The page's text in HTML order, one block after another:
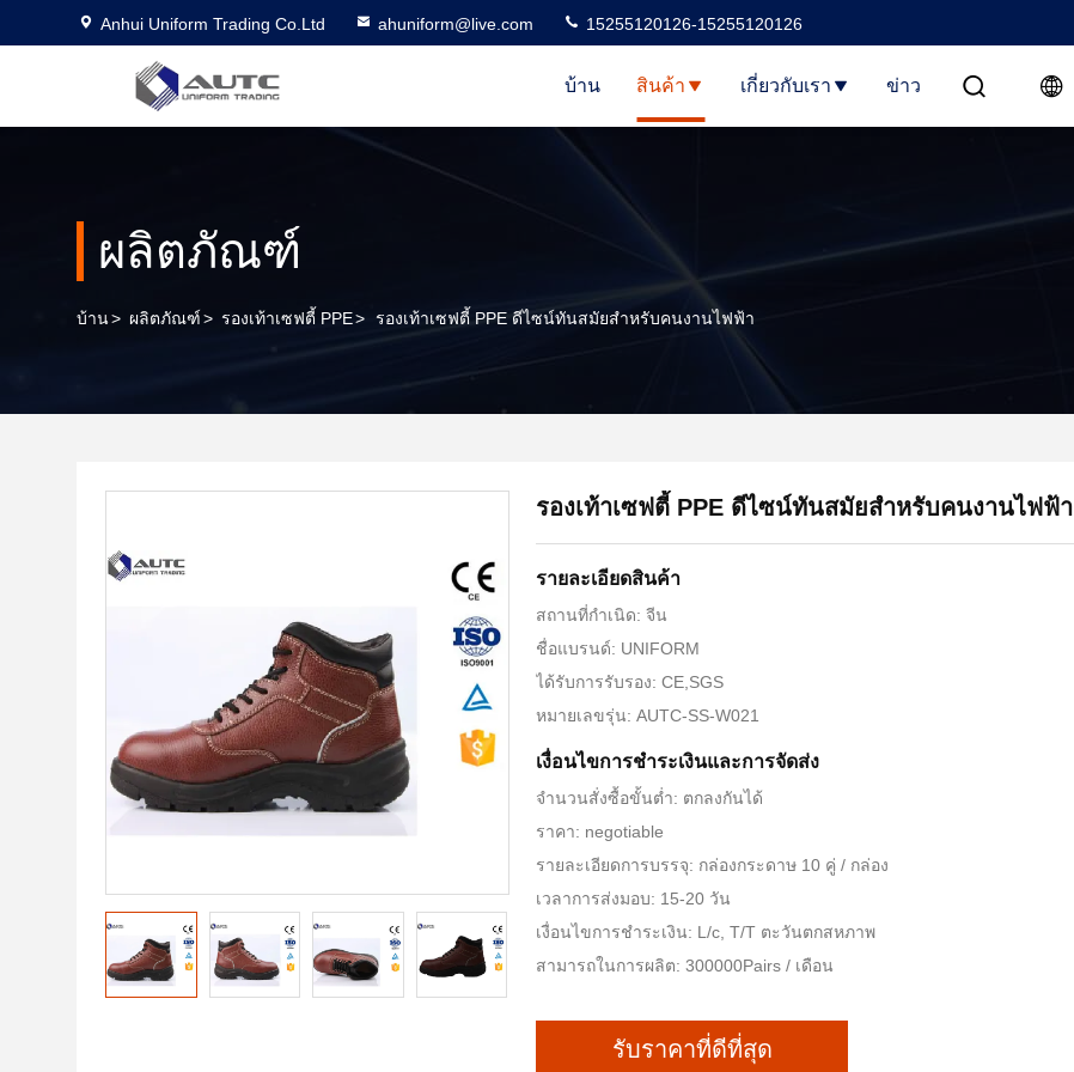
Anhui Uniform Trading Co.Ltd ahuniform@live.com 15255120126-15255120126
บ้าน สินค้า เกี่ยวกับเรา ข่าว
ผลิตภัณฑ์
บ้าน> ผลิตภัณฑ์> รองเท้าเซฟตี้ PPE> รองเท้าเซฟตี้ PPE ดีไซน์ทันสมัยสำหรับคนงานไฟฟ้า
รองเท้าเซฟตี้ PPE ดีไซน์ทันสมัยสำหรับคนงานไฟฟ้า
รายละเอียดสินค้า
สถานที่กำเนิด: จีน
ชื่อแบรนด์: UNIFORM
ได้รับการรับรอง: CE,SGS
หมายเลขรุ่น: AUTC-SS-W021
เงื่อนไขการชำระเงินและการจัดส่ง
จำนวนสั่งซื้อขั้นต่ำ: ตกลงกันได้
ราคา: negotiable
รายละเอียดการบรรจุ: กล่องกระดาษ 10 คู่ / กล่อง
เวลาการส่งมอบ: 15-20 วัน
เงื่อนไขการชำระเงิน: L/c, T/T ตะวันตกสหภาพ
สามารถในการผลิต: 300000Pairs / เดือน
รับราคาที่ดีที่สุด